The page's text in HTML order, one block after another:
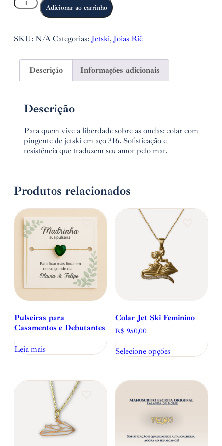
Adicionar ao carrinho
SKU: N/A Categorias:Jetski,Joias Riê
Descrição Informações adicionais
Descrição
Para quem vive a liberdade sobre as ondas: colar com
pingente de jetski em aço 316. Sofisticação e
resistência que traduzem seu amor pelo mar.
Produtos relacionados
Pulseiras para
Casamentos e Debutantes
Leia mais
Colar Jet Ski Feminino
R$ 950,00
Selecione opções